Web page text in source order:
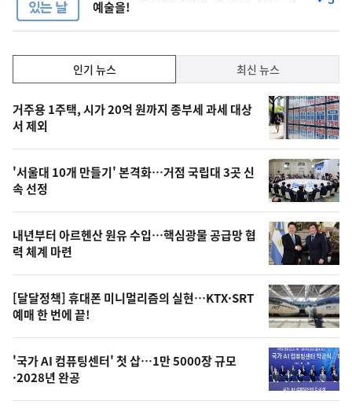
예술을!
계
락
기,
최
신,
오
늘
의
영
상
오
늘
의
사
진
인기 뉴스 최신 뉴스
기
뉴
스
거주용 1주택, 시가 20억 원까지 종부세 과세 대상
서 제외
'서울대 10개 만들기' 본격화…거점 국립대 3곳 신
속 선정
내년부터 아르헨산 원유 수입…핵심광물 공급망 협
력 체계 마련
[달달정책] 휴대폰 미니멀리즘의 실현…KTX·SRT
예매 한 번에 끝!
'국가 AI 컴퓨팅센터' 첫 삽…1만 5000장 규모
·2028년 완공